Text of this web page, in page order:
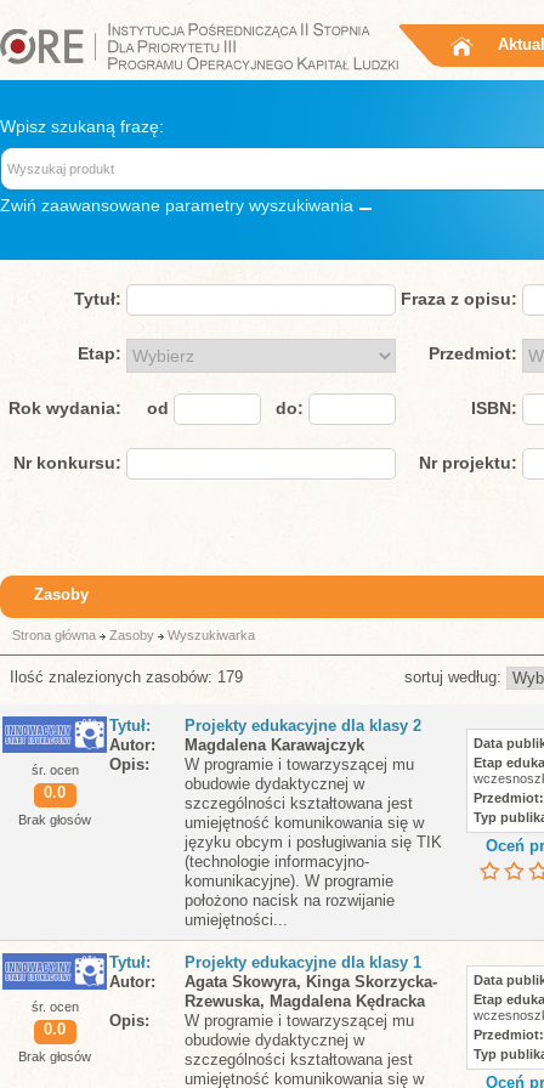
Wpisz szukaną frazę:
Zwiń zaawansowane parametry wyszukiwania
Tytuł: Fraza z opisu:
Etap: Przedmiot:
Rok wydania: od do: ISBN:
Nr konkursu: Nr projektu:
Zasoby
Strona główna Zasoby Wyszukiwarka
Ilość znalezionych zasobów: 179 sortuj według:
śr. ocen
0.0
Brak głosów
Tytuł
Projekty edukacyjne dla klasy 2
Autor
Magdalena Karawajczyk
Opis
W programie i towarzyszącej mu
obudowie dydaktycznej w
szczególności kształtowana jest
umiejętność komunikowania się w
języku obcym i posługiwania się TIK
(technologie informacyjno-
komunikacyjne). W programie
położono nacisk na rozwijanie
umiejętności...
Data
Etap
Przedmiot
Typ
Oceń
śr. ocen
0.0
Brak głosów
Tytuł
Projekty edukacyjne dla klasy 1
Autor
Agata Skowyra, Kinga Skorzycka-
Rzewuska, Magdalena Kędracka
Opis
W programie i towarzyszącej mu
obudowie dydaktycznej w
szczególności kształtowana jest
umiejętność komunikowania się w
Data
Etap
Przedmiot
Typ
Oceń